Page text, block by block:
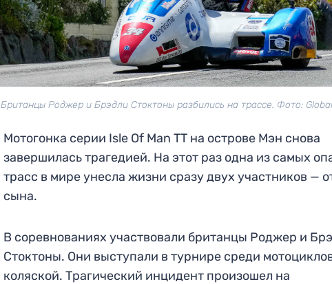
Британцы Роджер и Брэдли Стоктоны разбились на трассе. Фото:
Мотогонка серии Isle Of Man TT на острове Мэн снова
завершилась трагедией. На этот раз одна из самых
трасс в мире унесла жизни сразу двух участников —
сына.
В соревнованиях участвовали британцы Роджер и
Стоктоны. Они выступали в турнире среди
коляской. Трагический инцидент произошел на